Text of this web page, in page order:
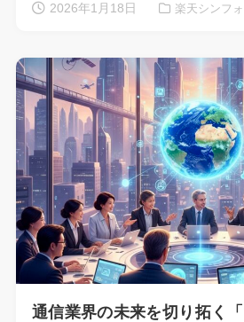
2026年1月18日 楽天シンフ
通信業界の未来を切り拓く